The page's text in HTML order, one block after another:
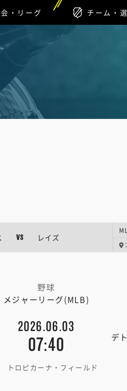
・リーグ チーム・
VS レイズ
野球
メジャーリーグ(MLB)
2026.06.03
07:40 デ
トロピカーナ・フィールド